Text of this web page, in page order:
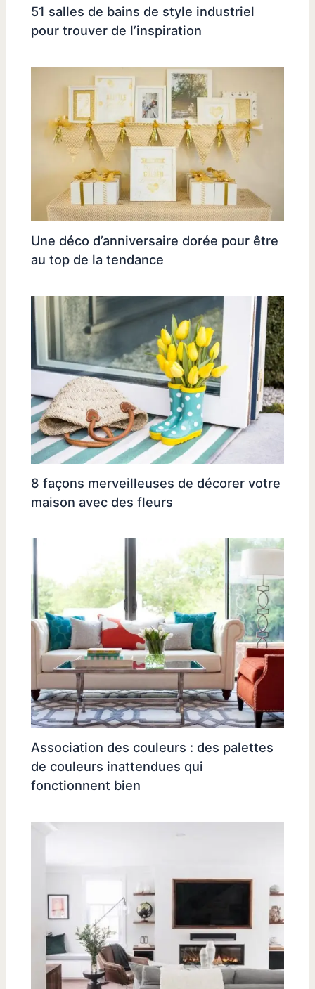
51 salles de bains de style industriel
pour trouver de l’inspiration
Une déco d’anniversaire dorée pour être
au top de la tendance
8 façons merveilleuses de décorer votre
maison avec des fleurs
Association des couleurs : des palettes
de couleurs inattendues qui
fonctionnent bien